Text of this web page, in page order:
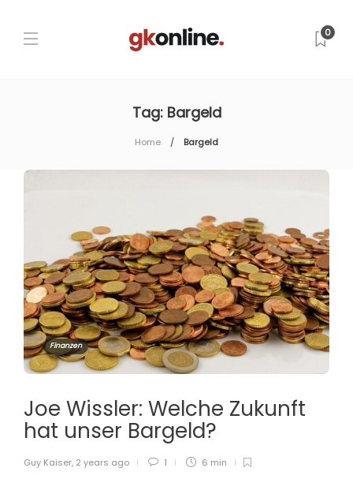
0
Tag: Bargeld
Home Bargeld
Finanzen
Joe Wissler: Welche Zukunft
hat unser Bargeld?
Guy Kaiser, 2 years ago 1 6 min